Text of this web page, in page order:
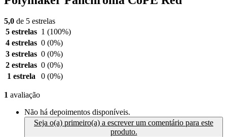
5,0 de 5 estrelas
5 estrelas 1 (100%)
4 estrelas 0 (0%)
3 estrelas 0 (0%)
2 estrelas 0 (0%)
1 estrela
0 (0%)
1 avaliação
Não há depoimentos disponíveis.
Seja o(a) primeiro(a) a escrever um comentário para este
produto.